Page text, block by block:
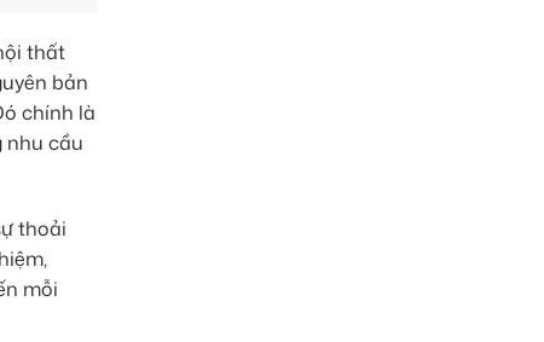
thất
bản
chính là
nhu cầu
thoải
mỗi